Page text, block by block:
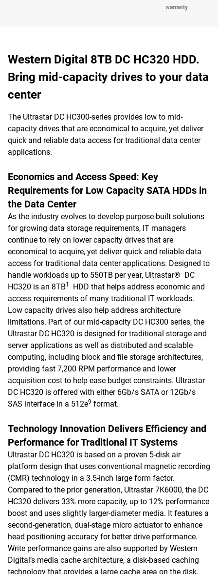
warranty
Western Digital 8TB DC HC320 HDD.
Bring mid-capacity drives to your data
center
The Ultrastar DC HC300-series provides low to mid-
capacity drives that are economical to acquire, yet deliver
quick and reliable data access for traditional data center
applications.
Economics and Access Speed: Key
Requirements for Low Capacity SATA HDDs in
the Data Center
As the industry evolves to develop purpose-built solutions
for growing data storage requirements, IT managers
continue to rely on lower capacity drives that are
economical to acquire, yet deliver quick and reliable data
access for traditional data center applications. Designed to
handle workloads up to 550TB per year, Ultrastar® DC
HC320 is an 8TB1
HDD that helps address economic and
access requirements of many traditional IT workloads.
Low capacity drives also help address architecture
limitations. Part of our mid-capacity DC HC300 series, the
Ultrastar DC HC320 is designed for traditional storage and
server applications as well as distributed and scalable
computing, including block and file storage architectures,
providing fast 7,200 RPM performance and lower
acquisition cost to help ease budget constraints. Ultrastar
DC HC320 is offered with either 6Gb/s SATA or 12Gb/s
SAS interface in a 512e9 format.
Technology Innovation Delivers Efficiency and
Performance for Traditional IT Systems
Ultrastar DC HC320 is based on a proven 5-disk air
platform design that uses conventional magnetic recording
(CMR) technology in a 3.5-inch large form factor.
Compared to the prior generation, Ultrastar 7K6000, the DC
HC320 delivers 33% more capacity, up to 12% performance
boost and uses slightly larger-diameter media. It features a
second-generation, dual-stage micro actuator to enhance
head positioning accuracy for better drive performance.
Write performance gains are also supported by Western
Digital’s media cache architecture, a disk-based caching
technology that provides a large cache area on the disk,